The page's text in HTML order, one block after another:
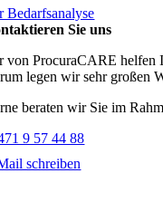
Bedarfsanalyse
Sie uns
von ProcuraCARE helfen
legen wir sehr großen
beraten wir Sie im
9 57 44 88
schreiben